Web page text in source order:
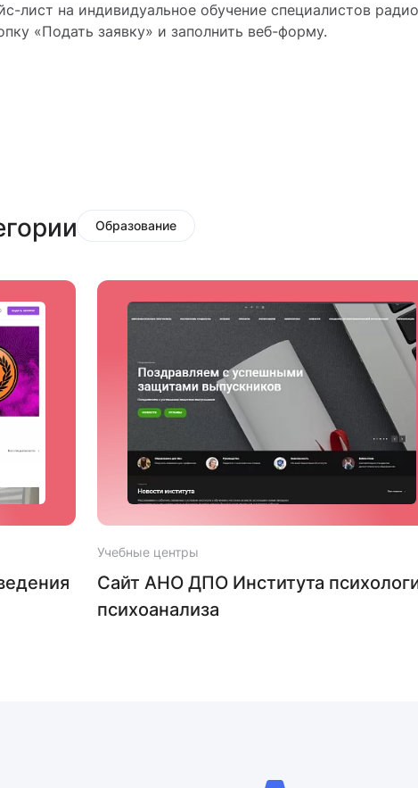
лист на индивидуальное обучение специалистов
«Подать заявку» и заполнить веб-форму.
Образование
Учебные центры
Сайт АНО ДПО Института
психоанализа